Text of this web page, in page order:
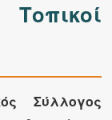
Σύλλογος